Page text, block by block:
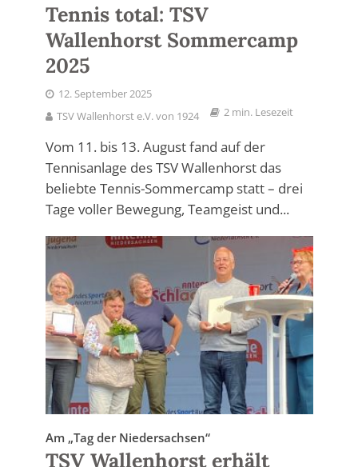
Tennis total: TSV
Wallenhorst Sommercamp
2025
12. September 2025
TSV Wallenhorst e.V. von 1924
2 min. Lesezeit
Vom 11. bis 13. August fand auf der
Tennisanlage des TSV Wallenhorst das
beliebte Tennis-Sommercamp statt – drei
Tage voller Bewegung, Teamgeist und...
Am „Tag der Niedersachsen“
TSV Wallenhorst erhält